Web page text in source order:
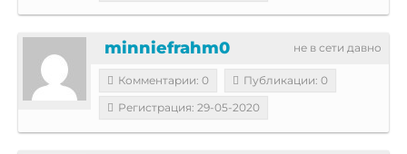
не в сети давно
minniefrahm0
Комментарии: 0
Публикации: 0
Регистрация: 29-05-2020